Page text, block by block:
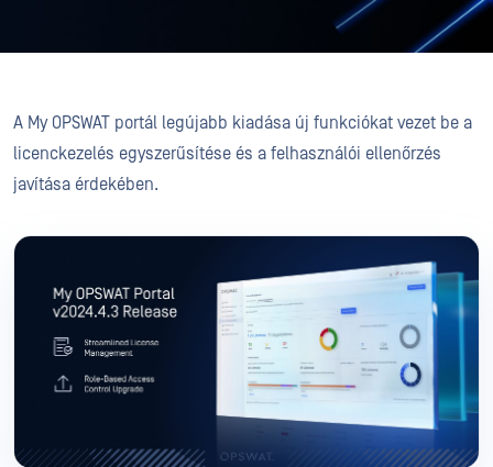
A My OPSWAT portál legújabb kiadása új funkciókat vezet be a
licenckezelés egyszerűsítése és a felhasználói ellenőrzés
javítása érdekében.